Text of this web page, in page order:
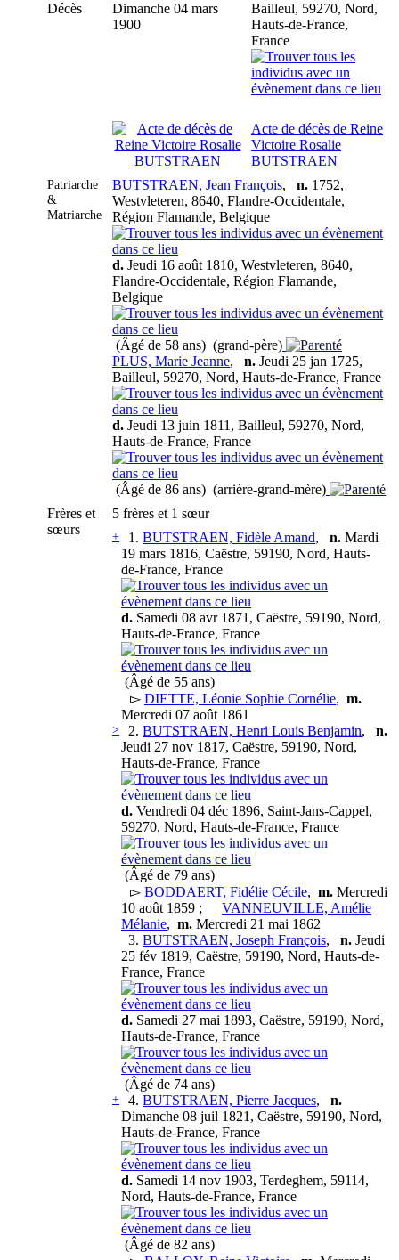
Décès
Dimanche 04 mars
1900
Bailleul, 59270, Nord,
Hauts-de-France,
France
Acte de décès de Reine
Victoire Rosalie
BUTSTRAEN
Patriarche
&
Matriarche
BUTSTRAEN, Jean François, n. 1752,
Westvleteren, 8640, Flandre-Occidentale,
Région Flamande, Belgique
d. Jeudi 16 août 1810, Westvleteren, 8640,
Flandre-Occidentale, Région Flamande,
Belgique
(Âgé de 58 ans) (grand-père)
PLUS, Marie Jeanne, n. Jeudi 25 jan 1725,
Bailleul, 59270, Nord, Hauts-de-France, France
d. Jeudi 13 juin 1811, Bailleul, 59270, Nord,
Hauts-de-France, France
(Âgé de 86 ans) (arrière-grand-mère)
Frères et
sœurs
5 frères et 1 sœur
+ 1. BUTSTRAEN, Fidèle Amand, n. Mardi
19 mars 1816, Caëstre, 59190, Nord, Hauts-
de-France, France
d. Samedi 08 avr 1871, Caëstre, 59190, Nord,
Hauts-de-France, France
(Âgé de 55 ans)
▻ DIETTE, Léonie Sophie Cornélie, m.
Mercredi 07 août 1861
> 2. BUTSTRAEN, Henri Louis Benjamin, n.
Jeudi 27 nov 1817, Caëstre, 59190, Nord,
Hauts-de-France, France
d. Vendredi 04 déc 1896, Saint-Jans-Cappel,
59270, Nord, Hauts-de-France, France
(Âgé de 79 ans)
▻ BODDAERT, Fidélie Cécile, m. Mercredi
10 août 1859 ;
VANNEUVILLE, Amélie
Mélanie, m. Mercredi 21 mai 1862
3. BUTSTRAEN, Joseph François, n. Jeudi
25 fév 1819, Caëstre, 59190, Nord, Hauts-de-
France, France
d. Samedi 27 mai 1893, Caëstre, 59190, Nord,
Hauts-de-France, France
(Âgé de 74 ans)
+ 4. BUTSTRAEN, Pierre Jacques, n.
Dimanche 08 juil 1821, Caëstre, 59190, Nord,
Hauts-de-France, France
d. Samedi 14 nov 1903, Terdeghem, 59114,
Nord, Hauts-de-France, France
(Âgé de 82 ans)